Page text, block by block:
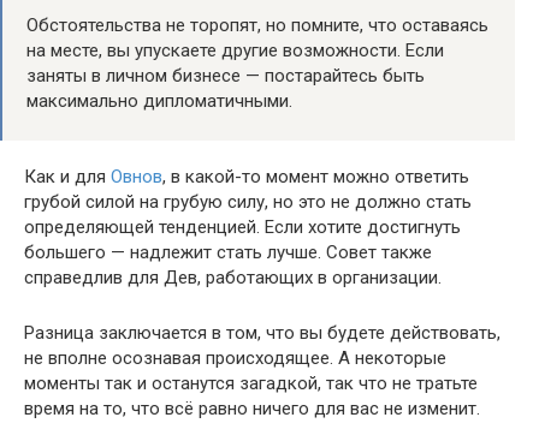
Обстоятельства не торопят, но помните, что оставаясь
на месте, вы упускаете другие возможности. Если
заняты в личном бизнесе — постарайтесь быть
максимально дипломатичными.
Как и для Овнов, в какой-то момент можно ответить
грубой силой на грубую силу, но это не должно стать
определяющей тенденцией. Если хотите достигнуть
большего — надлежит стать лучше. Совет также
справедлив для Дев, работающих в организации.
Разница заключается в том, что вы будете действовать,
не вполне осознавая происходящее. А некоторые
моменты так и останутся загадкой, так что не тратьте
время на то, что всё равно ничего для вас не изменит.